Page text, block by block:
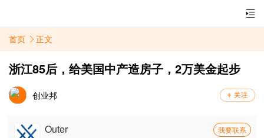
首页 正文
浙江85后，给美国中产造房子，2万美金起步
创业邦
Outer
我要联系